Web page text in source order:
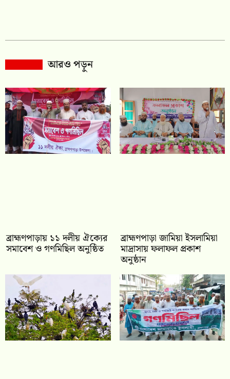
আরও পড়ুন
‎ব্রাহ্মণপাড়ায় ১১ দলীয় ঐক্যের
সমাবেশ ও গণমিছিল অনুষ্ঠিত
‎ব্রাহ্মণপাড়া জামিয়া ইসলামিয়া
মাদ্রাসায় ফলাফল প্রকাশ
অনুষ্ঠান